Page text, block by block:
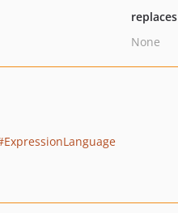
replaces
None
ExpressionLanguage